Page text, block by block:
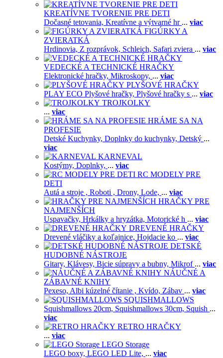
KREATÍVNE TVORENIE PRE DETI
Dočasné tetovania, Kreatívne a výtvarné hr ... viac
FIGÚRKY A
ZVIERATKÁ
Hrdinovia, Z rozprávok, Schleich, Safari zviera ... viac
VEDECKÉ A TECHNICKÉ HRAČKY
Elektronické hračky, Mikroskopy, ... viac
PLYŠOVÉ HRAČKY
PLAY ECO Plyšové hračky, Plyšové hračky s ... viac
TROJKOLKY
... viac
HRÁME SA NA
PROFESIE
Detské Kuchynky, Doplnky do kuchynky, Detský ...
viac
KARNEVAL
Kostýmy, Doplnky, ... viac
RC MODELY PRE
DETI
Autá a stroje , Roboti , Drony, Lode, ... viac
HRAČKY PRE
NAJMENŠÍCH
Uspavačky, Hrkálky a hryzátka, Motorické h ... viac
DREVENÉ HRAČKY
Drevené vláčiky a koľajnice, Hojdacie ko ... viac
DETSKÉ
HUDOBNÉ NÁSTROJE
Gitary, Klávesy, Bicie súpravy a bubny, Mikrof ... viac
NÁUČNÉ A
ZÁBAVNÉ KNIHY
Pexeso, Albi kúzelné čítanie , Kvído, Zábav ... viac
SQUISHMALLOWS
Squishmallows 20cm, Squishmallows 30cm, Squish ...
viac
RETRO HRAČKY
... viac
LEGO Storage
LEGO boxy, LEGO LED Lite, ... viac